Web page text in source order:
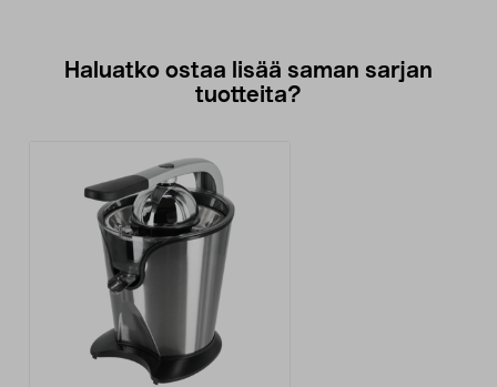
Haluatko ostaa lisää saman sarjan
tuotteita?